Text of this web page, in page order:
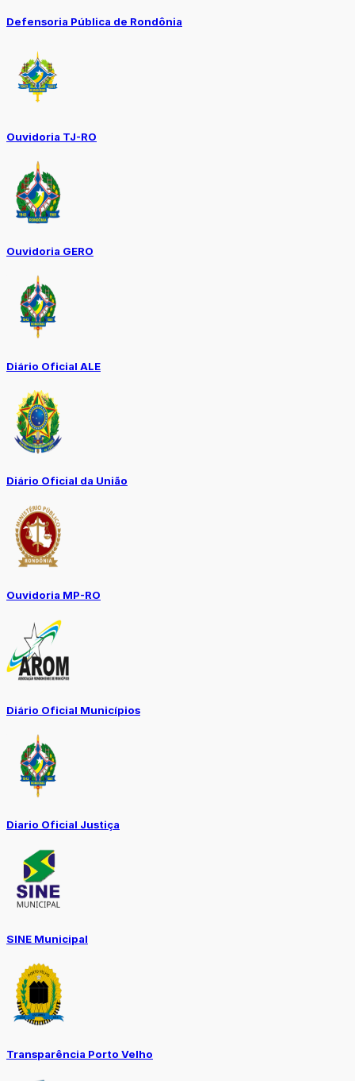
Defensoria Pública de Rondônia
Ouvidoria TJ-RO
Ouvidoria GERO
Diário Oficial ALE
Diário Oficial da União
Ouvidoria MP-RO
Diário Oficial Municípios
Diario Oficial Justiça
SINE Municipal
Transparência Porto Velho